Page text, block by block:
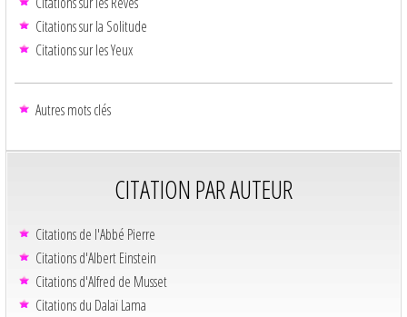
Citations sur la Solitude
Citations sur les Yeux
Autres mots clés
CITATION PAR AUTEUR
Citations de l'Abbé Pierre
Citations d'Albert Einstein
Citations d'Alfred de Musset
Citations du Dalaï Lama